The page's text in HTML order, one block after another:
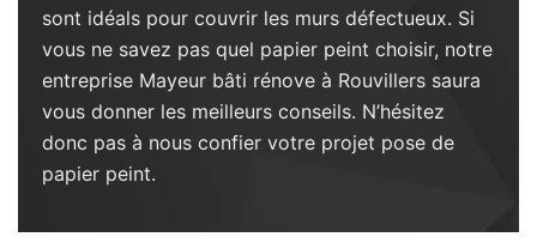
sont idéals pour couvrir les murs défectueux. Si
vous ne savez pas quel papier peint choisir, notre
entreprise Mayeur bâti rénove à Rouvillers saura
vous donner les meilleurs conseils. N’hésitez
donc pas à nous confier votre projet pose de
papier peint.